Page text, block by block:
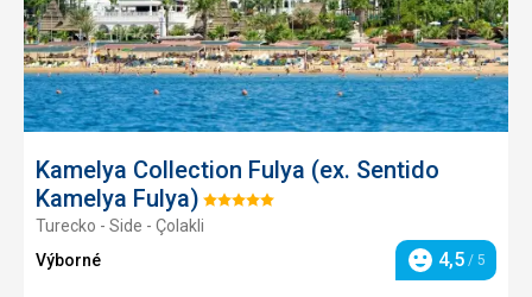
Kamelya Collection Fulya (ex. Sentido
Kamelya Fulya) Hodnotenie:
5/5
Turecko - Side - Çolakli
Výborné
Hodnotenie
4,5 / 5